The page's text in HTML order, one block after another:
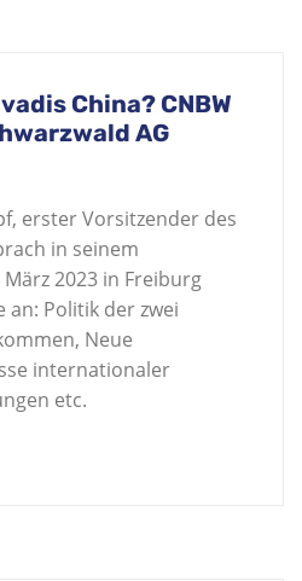
China? CNBW
AG
erster Vorsitzender des
in seinem
2023 in Freiburg
an: Politik der zwei
Neue
internationaler
etc.